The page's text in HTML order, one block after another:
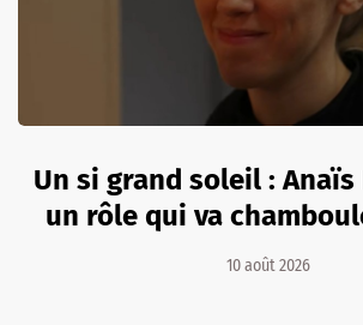
Un si grand soleil : Anaïs
un rôle qui va
10 août 2026